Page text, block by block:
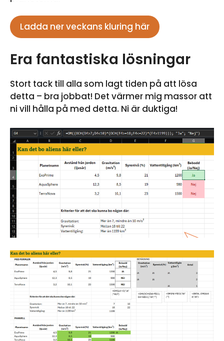
Ladda ner veckans kluring här
Era fantastiska lösningar
Stort tack till alla som lagt tiden på att lösa
detta – bra jobbat! Det värmer mig massor att
ni vill hålla på med detta. Ni är duktiga!